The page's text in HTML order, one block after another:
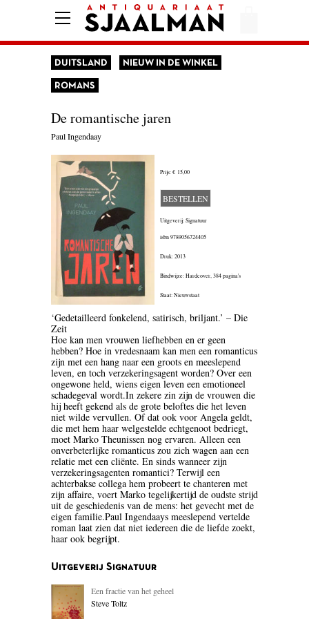
VOORWAARDEN
AANBIEDING
AMSTERDAM
AUTOBIOGRAFIE
BIOGRAFIE
BLOEMLEZING
BOEKENWEEK GESCHENK
CARTOONS
COLUMNS
DONATEURS LITERAIR
NEDERLAND
DUITSLAND
ENGELAND
ENGELSTALIG
DUITSLAND NIEUW IN DE WINKEL
ROMANS
De romantische jaren
Paul Ingendaay
Prijs: € 15,00
BESTELLEN
Uitgeverij: Signatuur
isbn 9789056724405
Druk: 2013
Bindwijze: Hardcover, 384 pagina's
Staat: Nieuwstaat
‘Gedetailleerd fonkelend, satirisch, briljant.’ – Die
Zeit
Hoe kan men vrouwen liefhebben en er geen
hebben? Hoe in vredesnaam kan men een romanticus
zijn met een hang naar een groots en meeslepend
leven, en toch verzekeringsagent worden? Over een
ongewone held, wiens eigen leven een emotioneel
schadegeval wordt.In zekere zin zijn de vrouwen die
hij heeft gekend als de grote beloftes die het leven
niet wilde vervullen. Of dat ook voor Angela geldt,
die met hem haar welgestelde echtgenoot bedriegt,
moet Marko Theunissen nog ervaren. Alleen een
onverbeterlijke romanticus zou zich wagen aan een
relatie met een cliënte. En sinds wanneer zijn
verzekeringsagenten romantici? Terwijl een
achterbakse collega hem probeert te chanteren met
zijn affaire, voert Marko tegelijkertijd de oudste strijd
uit de geschiedenis van de mens: het gevecht met de
eigen familie.Paul Ingendaays meeslepend vertelde
roman laat zien dat niet iedereen die de liefde zoekt,
haar ook begrijpt.
Uitgeverij Signatuur
Een fractie van het geheel
Steve Toltz